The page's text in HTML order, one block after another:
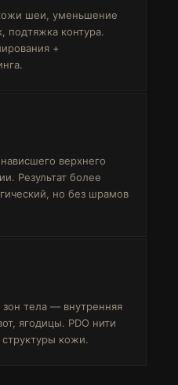
шеи, уменьшение
подтяжка контура.
+
верхнего
Результат более
но без шрамов
тела — внутренняя
ягодицы. PDO нити
кожи.